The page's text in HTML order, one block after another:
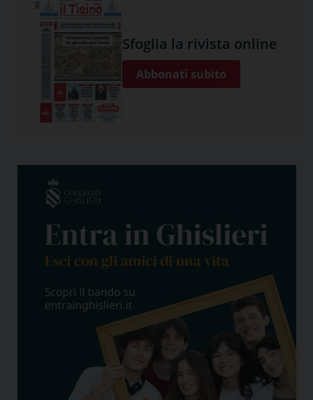
Sfoglia la rivista online
Abbonati subito